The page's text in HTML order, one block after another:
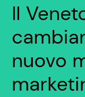
Il
nuovo